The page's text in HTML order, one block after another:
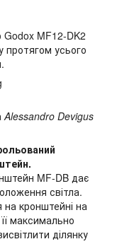
Godox MF12-DK2
протягом усього
Alessandro Devigus
MF-DB дає
світла.
кронштейні на
максимально
ділянку